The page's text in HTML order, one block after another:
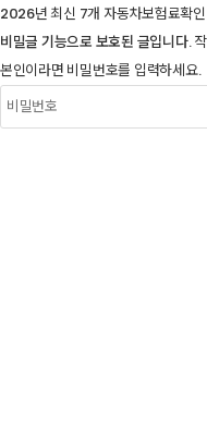
2026년 최신 7개 자동차보험료확
비밀글 기능으로 보호된 글입니다.
본인이라면 비밀번호를 입력하세요.